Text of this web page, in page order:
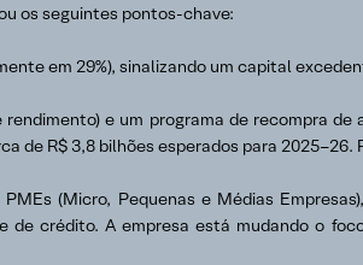
os seguintes pontos-chave:
em 29%), sinalizando um capital
e um programa de recompra
de R$ 3,8 bilhões esperados para
(Micro, Pequenas e Médias
de crédito. A empresa está mudando o